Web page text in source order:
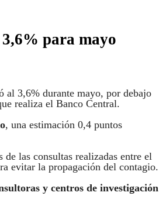
para mayo
al 3,6% durante mayo, por debajo
realiza el Banco Central.
, una estimación 0,4 puntos
las consultas realizadas entre el
evitar la propagación del contagio.
y centros de investigación